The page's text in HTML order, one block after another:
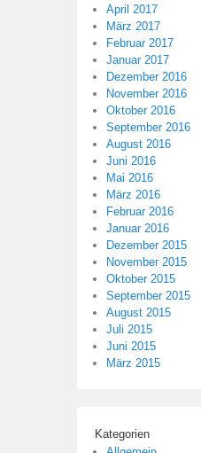
April 2017
März 2017
Februar 2017
Januar 2017
Dezember 2016
November 2016
Oktober 2016
September 2016
August 2016
Juni 2016
Mai 2016
März 2016
Februar 2016
Januar 2016
Dezember 2015
November 2015
Oktober 2015
September 2015
August 2015
Juli 2015
Juni 2015
März 2015
Kategorien